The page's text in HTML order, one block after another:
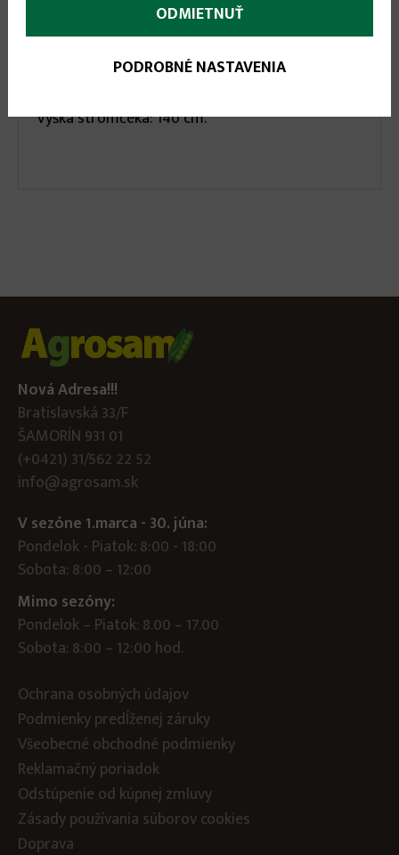
infoskarta)
Umelý vianočný stromček, ktorý verne pripomína
Výška stromčeka: 140 cm.
Nová Adresa!!!
Bratislavská 33/F
ŠAMORÍN 931 01
(+0421) 31/562 22 52
info@agrosam.sk
V sezóne 1.marca - 30. júna:
Pondelok - Piatok: 8:00 - 18:00
Sobota: 8:00 – 12:00
Mimo sezóny:
Pondelok – Piatok: 8.00 – 17.00
Sobota: 8:00 – 12:00 hod.
Ochrana osobných údajov
Podmienky predĺženej záruky
Všeobecné obchodné podmienky
Reklamačný poriadok
Odstúpenie od kúpnej zmluvy
Zásady používania súborov cookies
Doprava
ODMIETNUŤ
PODROBNÉ NASTAVENIA